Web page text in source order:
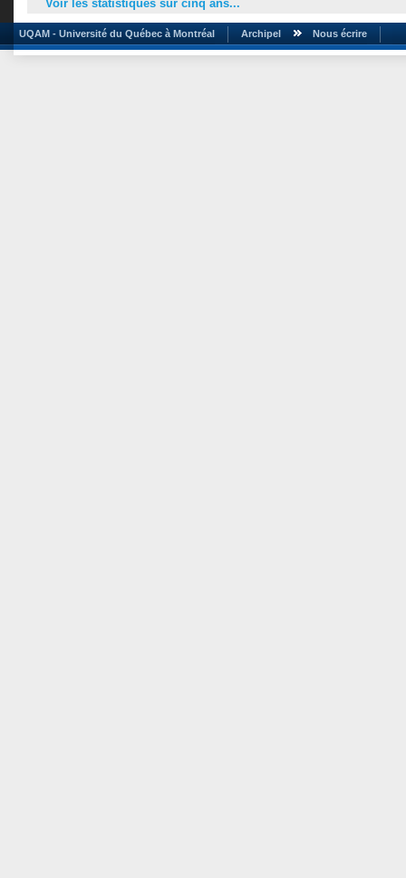
Voir les statistiques sur cinq ans...
UQAM - Université du Québec à Montréal Archipel Nous écrire